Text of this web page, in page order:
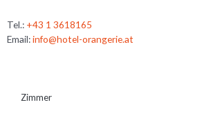
Tel.: +43 1 3618165
Email:info@hotel-orangerie.at
Zimmer